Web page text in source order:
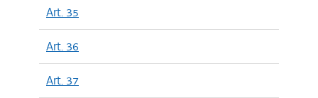
Art. 35
Art. 36
Art. 37